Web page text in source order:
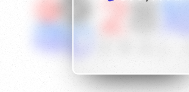
{if condition="$obj.vod_points